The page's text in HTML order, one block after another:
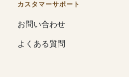
カスタマーサポート
お問い合わせ
よくある質問